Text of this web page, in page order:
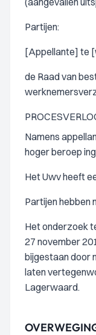
Partijen:
[Appellante] te
de Raad van
Namens
hoger beroep
Het Uwv heeft
Partijen hebben
Het onderzoek
27 november
bijgestaan door
laten
Lagerwaard.